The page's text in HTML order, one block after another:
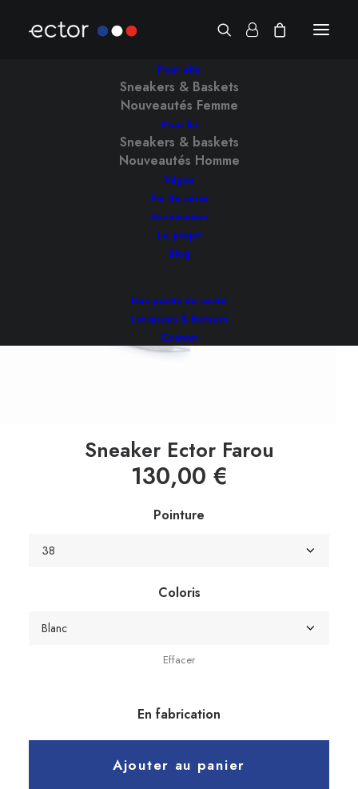
Pour elle
Sneakers & Baskets
Nouveautés Femme
Pour lui
Sneakers & baskets
Nouveautés Homme
Végan
Fin de série
Accessoires
Le projet
Blog
Nos points de vente
Livraisons & Retours
Contact
Sneaker Ector Farou
130,00 €
Pointure
Coloris
Effacer
En fabrication
Ajouter au panier